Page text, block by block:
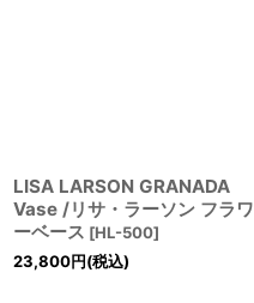
LISA LARSON GRANADA
Vase /リサ・ラーソン フラワ
ーベース [HL-500]
23,800円(税込)